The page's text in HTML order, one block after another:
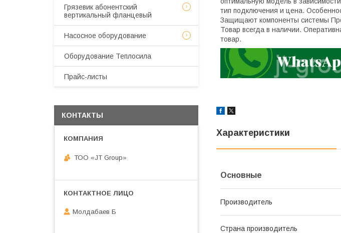
тип подключения и цена.
Защищают компоненты системы
Товар всегда в наличии.
товар.
Характеристики
Основные
Производитель
Страна производитель
Грязевик абонентский
вертикальный фланцевый
Насосное оборудование
Оборудование Теплосила
Прайс-листы
КОНТАКТЫ
ТОО «JT Group»
Молдабаев Б